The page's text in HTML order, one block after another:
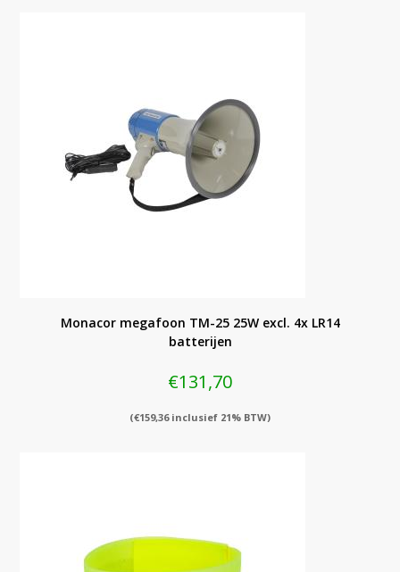
Monacor megafoon TM-25 25W excl. 4x LR14
batterijen
€131,70
(€159,36inclusief 21% BTW)